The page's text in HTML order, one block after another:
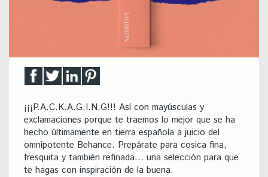
¡¡¡P.A.C.K.A.G.I.N.G!!! Así con mayúsculas y
exclamaciones porque te traemos lo mejor que se ha
hecho últimamente en tierra española a juicio del
omnipotente Behance. Prepárate para cosica fina,
fresquita y también refinada… una selección para que
te hagas con inspiración de la buena.